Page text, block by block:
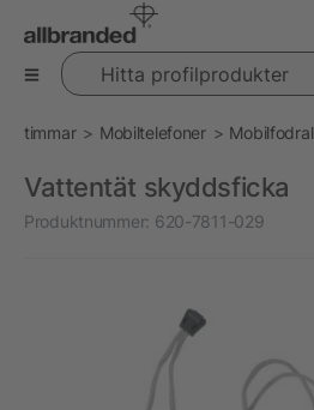
Hitta profilprodukter
timmar Mobiltelefoner Mobilfodral
Vattentät skyddsficka
Produktnummer: 620-7811-029